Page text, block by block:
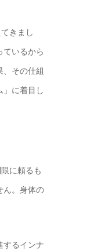
きまし
ているから
、その仕組
」に着目し
に頼るも
ん。身体の
するインナ